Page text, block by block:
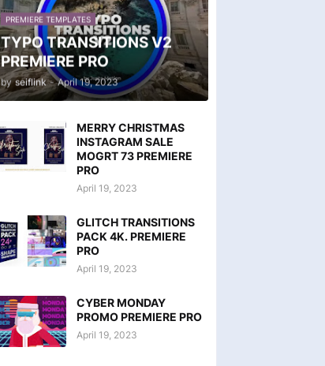
PREMIERE TEMPLATES
TYPO TRANSITIONS V2
PREMIERE PRO
by seiflink - April 19, 2023
MERRY CHRISTMAS
INSTAGRAM SALE
MOGRT 73 PREMIERE
PRO
April 19, 2023
GLITCH TRANSITIONS
PACK 4K. PREMIERE
PRO
April 19, 2023
CYBER MONDAY
PROMO PREMIERE PRO
April 19, 2023